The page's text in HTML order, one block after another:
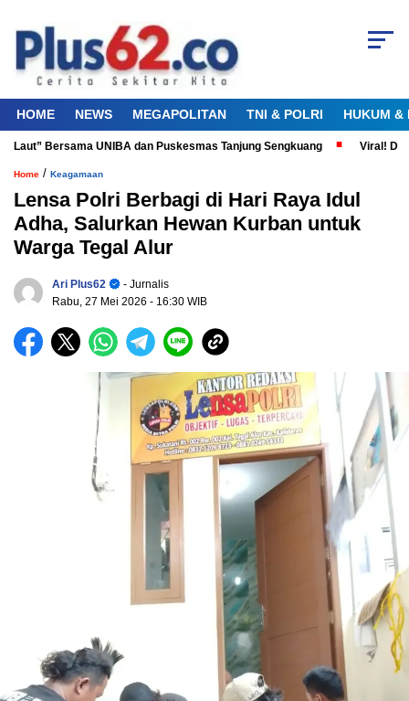
HOME NEWS MEGAPOLITAN TNI & POLRI HUKUM &
Bersama UNIBA dan Puskesmas Tanjung Sengkuang Viral! Diduga
Home / Keagamaan
Lensa Polri Berbagi di Hari Raya Idul
Adha, Salurkan Hewan Kurban untuk
Warga Tegal Alur
Ari Plus62
- Jurnalis
Rabu, 27 Mei 2026 - 16:30 WIB